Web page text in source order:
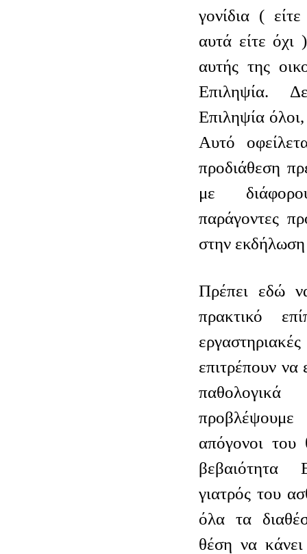
γονίδια (
αυτά είτε όχι
αυτής της
Επιληψία.
Επιληψία
Αυτό
προδιάθεση
με
παράγοντες
στην
Πρέπει εδώ
πρακτικό
επιτρέπουν να
απόγονοι του
γιατρός του
όλα τα
θέση να